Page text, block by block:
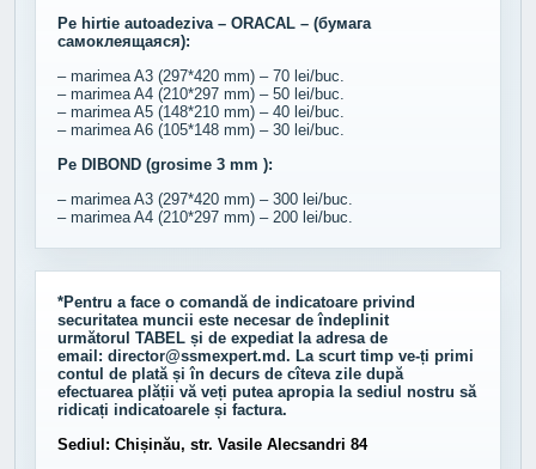
Pe hirtie autoadeziva – ORACAL – (бумага
самоклеящаяся):
– marimea A3 (297*420 mm) – 70 lei/buc.
– marimea A4 (210*297 mm) – 50 lei/buc.
– marimea A5 (148*210 mm) – 40 lei/buc.
– marimea A6 (105*148 mm) – 30 lei/buc.
Pe DIBOND (grosime 3 mm ):
– marimea A3 (297*420 mm) – 300 lei/buc.
– marimea A4 (210*297 mm) – 200 lei/buc.
*Pentru a face o comandă de indicatoare privind
securitatea muncii este necesar de îndeplinit
următorul TABEL și de expediat la adresa de
email: director@ssmexpert.md. La scurt timp ve-ți primi
contul de plată și în decurs de cîteva zile după
efectuarea plății vă veți putea apropia la sediul nostru să
ridicați indicatoarele și factura.
Sediul: Chișinău, str. Vasile Alecsandri 84